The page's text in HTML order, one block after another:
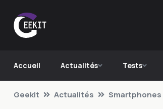
Accueil Actualités Tests
Geekit Actualités Smartphones